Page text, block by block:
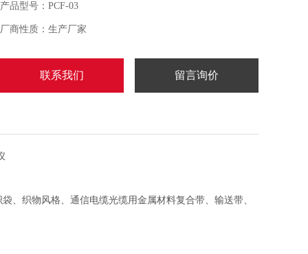
产品型号：PCF-03
厂商性质：生产厂家
联系我们 留言询价
、织物风格、通信电缆光缆用金属材料复合带、输送带、